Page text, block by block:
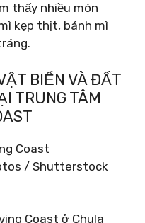
thấy nhiều món
kẹp thịt, bánh mì
BIỂN VÀ ĐẤT
TRUNG TÂM
/ Shutterstock
Coast ở Chula